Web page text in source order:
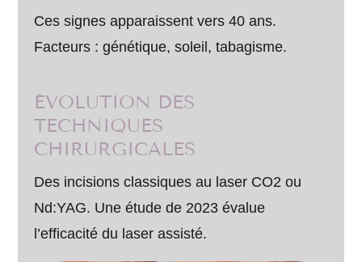
Ces signes apparaissent vers 40 ans.
Facteurs : génétique, soleil, tabagisme.
ÉVOLUTION DES
TECHNIQUES
CHIRURGICALES
Des incisions classiques au laser CO2 ou
Nd:YAG. Une étude de 2023 évalue
l’efficacité du laser assisté.